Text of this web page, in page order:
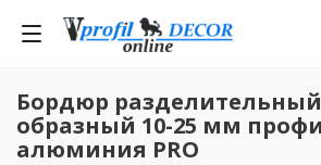
Бордюр
образный 10-25 мм
алюминия PRO